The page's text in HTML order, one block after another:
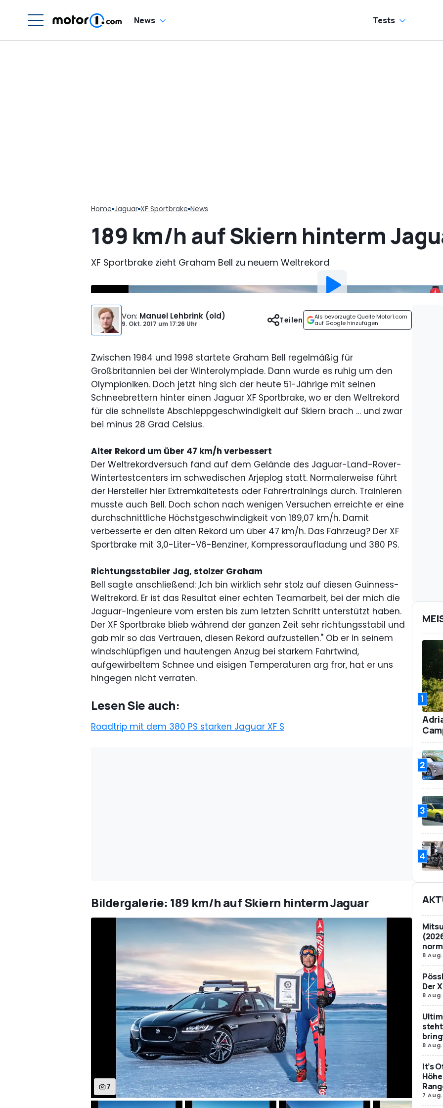
News Tests
Home Jaguar XF Sportbrake News
189 km/h auf Skiern hinterm
XF Sportbrake zieht Graham Bell zu neuem Weltrekord
Von: Manuel Lehbrink (old)
9. Okt. 2017 um17:26 Uhr
Als bevorzugte Quelle Motor1.com
auf Google hinzufügen
Teilen
Zwischen 1984 und 1998 startete Graham Bell regelmäßig für
Großbritannien bei der Winterolympiade. Dann wurde es ruhig um den
Olympioniken. Doch jetzt hing sich der heute 51-Jährige mit seinen
Schneebrettern hinter einen Jaguar XF Sportbrake, wo er den Weltrekord
für die schnellste Abschleppgeschwindigkeit auf Skiern brach … und zwar
bei minus 28 Grad Celsius.
Alter Rekord um über 47 km/h verbessert
Der Weltrekordversuch fand auf dem Gelände des Jaguar-Land-Rover-
Wintertestcenters im schwedischen Arjeplog statt. Normalerweise führt
der Hersteller hier Extremkältetests oder Fahrertrainings durch. Trainieren
musste auch Bell. Doch schon nach wenigen Versuchen erreichte er eine
durchschnittliche Höchstgeschwindigkeit von 189,07 km/h. Damit
verbesserte er den alten Rekord um über 47 km/h. Das Fahrzeug? Der XF
Sportbrake mit 3,0-Liter-V6-Benziner, Kompressoraufladung und 380 PS.
Richtungsstabiler Jag, stolzer Graham
Bell sagte anschließend: ,Ich bin wirklich sehr stolz auf diesen Guinness-
Weltrekord. Er ist das Resultat einer echten Teamarbeit, bei der mich die
Jaguar-Ingenieure vom ersten bis zum letzten Schritt unterstützt haben.
Der XF Sportbrake blieb während der ganzen Zeit sehr richtungsstabil und
gab mir so das Vertrauen, diesen Rekord aufzustellen." Ob er in seinem
windschlüpfigen und hautengen Anzug bei starkem Fahrtwind,
aufgewirbeltem Schnee und eisigen Temperaturen arg fror, hat er uns
hingegen nicht verraten.
Lesen Sie auch:
Roadtrip mit dem 380 PS starken Jaguar XF S
Bildergalerie: 189 km/h auf Skiern hinterm Jaguar
7
1
2
3
4
8 Aug.
Der
8 Aug.
steht
8 Aug.
It’s
7 Aug.